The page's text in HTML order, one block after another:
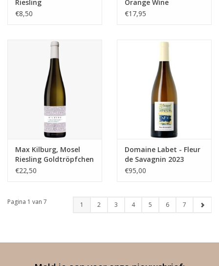
Riesling
€8,50
Orange Wine
€17,95
Max Kilburg, Mosel
Riesling Goldtröpfchen
Kabinett
€22,50
Domaine Labet - Fleur
de Savagnin 2023
€95,00
Pagina 1 van 7 1 2 3 4 5 6 7